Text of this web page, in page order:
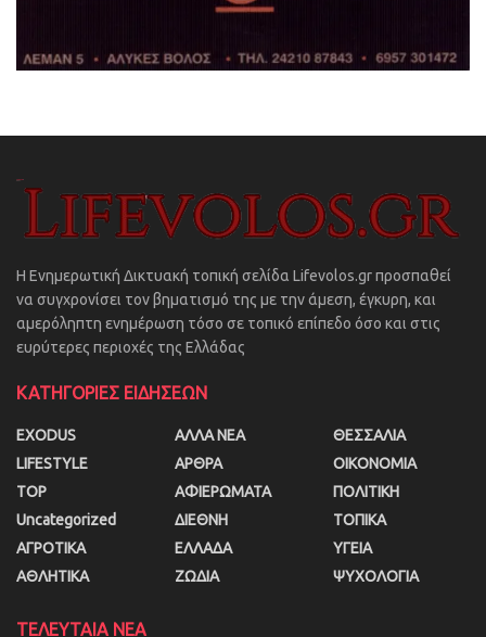
Η Ενημερωτική Δικτυακή τοπική σελίδα Lifevolos.gr προσπαθεί
να συγχρονίσει τον βηματισμό της με την άμεση, έγκυρη, και
αμερόληπτη ενημέρωση τόσο σε τοπικό επίπεδο όσο και στις
ευρύτερες περιοχές της Ελλάδας
ΚΑΤΗΓΟΡΙΕΣ ΕΙΔΗΣΕΩΝ
EXODUS
LIFESTYLE
TOP
Uncategorized
ΑΓΡΟΤΙΚΑ
ΑΘΛΗΤΙΚΑ
ΑΛΛΑ ΝΕΑ
ΑΡΘΡΑ
ΑΦΙΕΡΩΜΑΤΑ
ΔΙΕΘΝΗ
ΕΛΛΑΔΑ
ΖΩΔΙΑ
ΘΕΣΣΑΛΙΑ
ΟΙΚΟΝΟΜΙΑ
ΠΟΛΙΤΙΚΗ
ΤΟΠΙΚΑ
ΥΓΕΙΑ
ΨΥΧΟΛΟΓΙΑ
ΤΕΛΕΥΤΑΙΑ ΝΕΑ